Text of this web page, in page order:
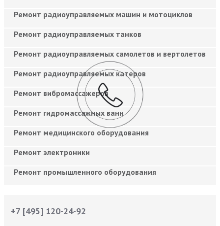
Ремонт радиоуправляемых машин и мотоциклов
Ремонт радиоуправляемых танков
Ремонт радиоуправляемых самолетов и вертолетов
Ремонт радиоуправляемых катеров
Ремонт вибромассажеров
Ремонт гидромассажных ванн
Ремонт медицинского оборудования
Ремонт электроники
Ремонт промышленного оборудования
+7 [495] 120-24-92